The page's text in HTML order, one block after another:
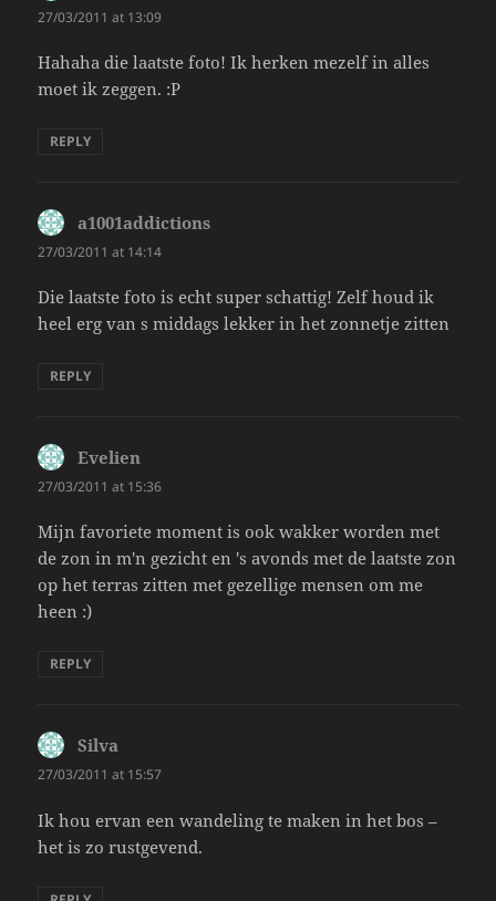
27/03/2011 at 13:09
Hahaha die laatste foto! Ik herken mezelf in alles
moet ik zeggen. :P
REPLY
a1001addictions
27/03/2011 at 14:14
Die laatste foto is echt super schattig! Zelf houd ik
heel erg van s middags lekker in het zonnetje zitten
REPLY
Evelien
27/03/2011 at 15:36
Mijn favoriete moment is ook wakker worden met
de zon in m'n gezicht en 's avonds met de laatste zon
op het terras zitten met gezellige mensen om me
heen :)
REPLY
Silva
27/03/2011 at 15:57
Ik hou ervan een wandeling te maken in het bos –
het is zo rustgevend.